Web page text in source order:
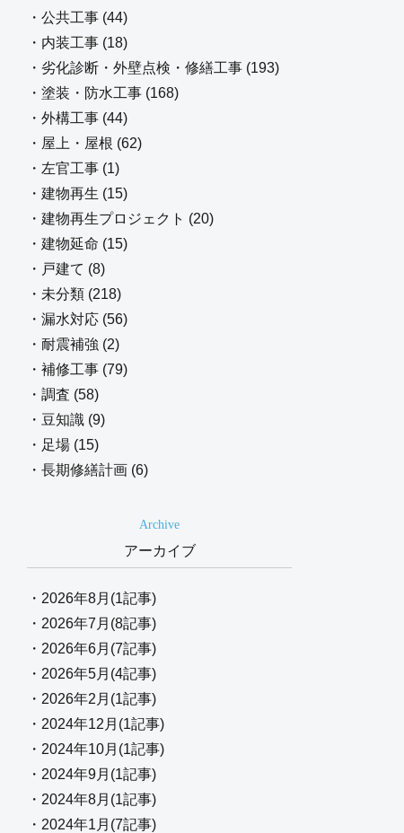
・公共工事 (44)
・内装工事 (18)
・劣化診断・外壁点検・修繕工事 (193)
・塗装・防水工事 (168)
・外構工事 (44)
・屋上・屋根 (62)
・左官工事 (1)
・建物再生 (15)
・建物再生プロジェクト (20)
・建物延命 (15)
・戸建て (8)
・未分類 (218)
・漏水対応 (56)
・耐震補強 (2)
・補修工事 (79)
・調査 (58)
・豆知識 (9)
・足場 (15)
・長期修繕計画 (6)
Archive
アーカイブ
・2026年8月(1記事)
・2026年7月(8記事)
・2026年6月(7記事)
・2026年5月(4記事)
・2026年2月(1記事)
・2024年12月(1記事)
・2024年10月(1記事)
・2024年9月(1記事)
・2024年8月(1記事)
・2024年1月(7記事)